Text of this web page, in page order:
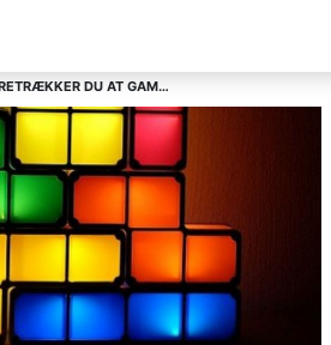
FORETRÆKKER DU AT GAME FREM FOR AT STYRKETRÆNE? SÅ LÆS MED HER